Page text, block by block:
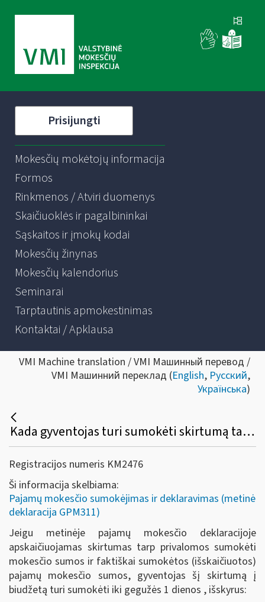
Prisijungti
Mokesčių mokėtojų informacija
Formos
Rinkmenos / Atviri duomenys
Skaičiuoklės ir pagalbininkai
Sąskaitos ir įmokų kodai
Mokesčių žinynas
Mokesčių kalendorius
Seminarai
Tarptautinis apmokestinimas
Kontaktai / Apklausa
VMI Machine translation / VMI Машинный перевод /
VMI Машинний переклад (English, Русский,
Українська)
Kada gyventojas turi sumokėti skirtumą tarp privalomos sumokėti mokesčio sumos ir faktiškai sumokėtos pajamų mokesčio sumos, jeigu metinėje pajamų mokesčio deklaracijoje apskaičiuojamas minėtas skirtumas?
Registracijos numeris KM2476
Ši informacija skelbiama:
Pajamų mokesčio sumokėjimas ir deklaravimas (metinė
deklaracija GPM311)
Jeigu metinėje pajamų mokesčio deklaracijoje
apskaičiuojamas skirtumas tarp privalomos sumokėti
mokesčio sumos ir faktiškai sumokėtos (išskaičiuotos)
pajamų mokesčio sumos, gyventojas šį skirtumą į
biudžetą turi sumokėti iki gegužės 1 dienos , išskyrus: